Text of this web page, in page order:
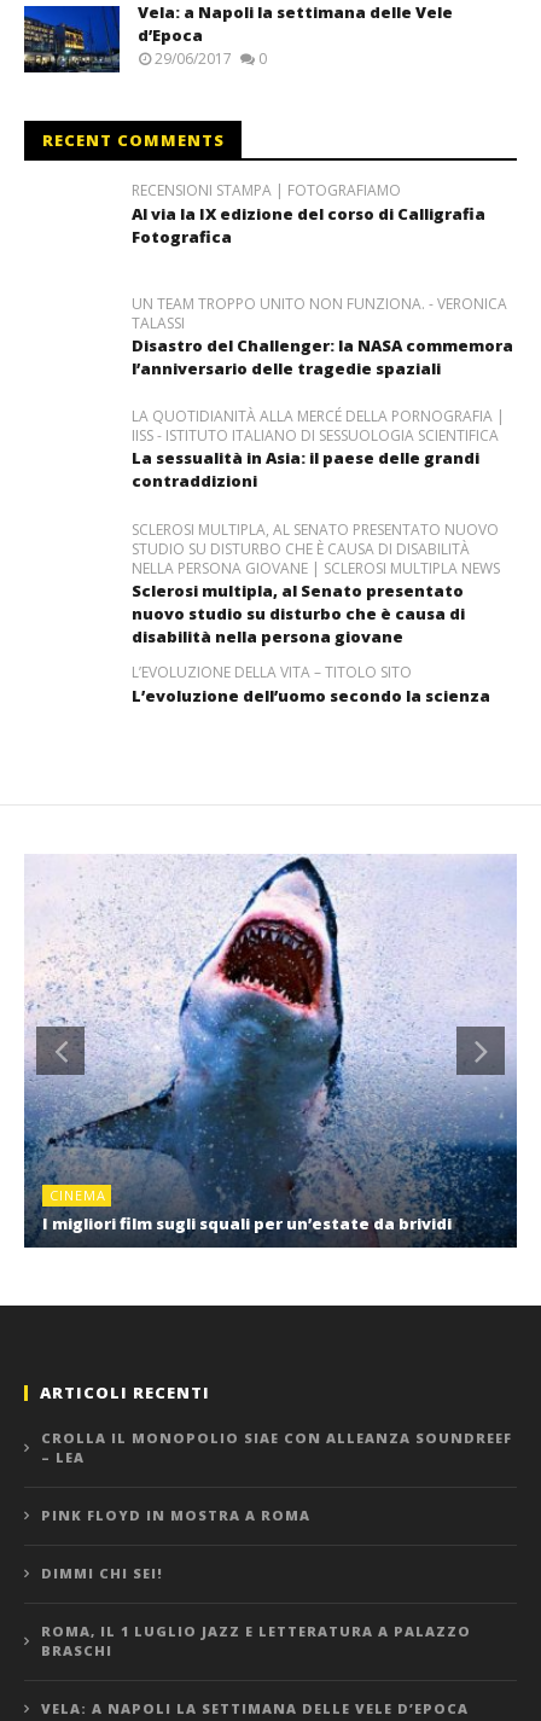
Vela: a Napoli la settimana delle Vele
d’Epoca
29/06/2017 0
RECENT COMMENTS
RECENSIONI STAMPA | FOTOGRAFIAMO
Al via la IX edizione del corso di Calligrafia
Fotografica
UN TEAM TROPPO UNITO NON FUNZIONA. - VERONICA
TALASSI
Disastro del Challenger: la NASA commemora
l’anniversario delle tragedie spaziali
LA QUOTIDIANITÀ ALLA MERCÉ DELLA PORNOGRAFIA |
IISS - ISTITUTO ITALIANO DI SESSUOLOGIA SCIENTIFICA
La sessualità in Asia: il paese delle grandi
contraddizioni
SCLEROSI MULTIPLA, AL SENATO PRESENTATO NUOVO
STUDIO SU DISTURBO CHE È CAUSA DI DISABILITÀ
NELLA PERSONA GIOVANE | SCLEROSI MULTIPLA NEWS
Sclerosi multipla, al Senato presentato
nuovo studio su disturbo che è causa di
disabilità nella persona giovane
L’EVOLUZIONE DELLA VITA – TITOLO SITO
L’evoluzione dell’uomo secondo la scienza
CINEMA
I migliori film sugli squali per un’estate da brividi
ARTICOLI RECENTI
CROLLA IL MONOPOLIO SIAE CON ALLEANZA SOUNDREEF
– LEA
PINK FLOYD IN MOSTRA A ROMA
DIMMI CHI SEI!
ROMA, IL 1 LUGLIO JAZZ E LETTERATURA A PALAZZO
BRASCHI
VELA: A NAPOLI LA SETTIMANA DELLE VELE D’EPOCA